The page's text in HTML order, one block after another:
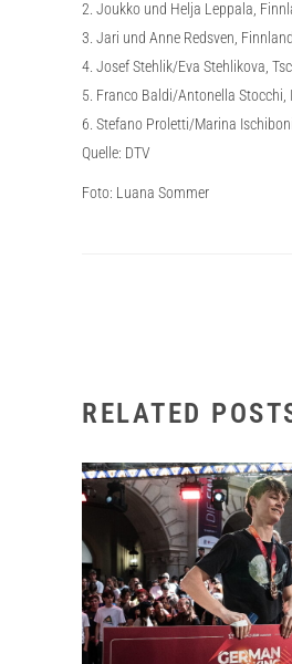
2. Joukko und Helja Leppala,
3. Jari und Anne Redsven, Finnland
4. Josef Stehlik/Eva Stehlikova,
5. Franco Baldi/Antonella Stocchi,
6. Stefano Proletti/Marina
Quelle: DTV
Foto: Luana Sommer
RELATED